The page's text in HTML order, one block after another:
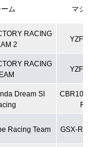
ム マシ
RACING
2
YZF-
RACING
YZF-
Dream SI
R
Racing Team GSX-